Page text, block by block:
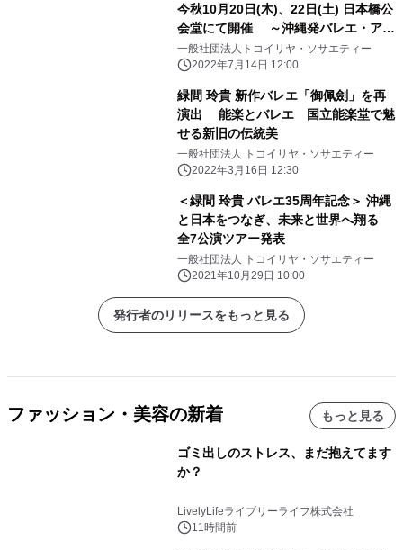
今秋10月20日(木)、22日(土) 日本橋公
会堂にて開催 ～沖縄発バレエ・アー
ティスト緑間 玲貴の2本立て公演～
一般社団法人トコイリヤ・ソサエティー
2022年7月14日 12:00
緑間 玲貴 新作バレエ「御佩劍」を再
演出 能楽とバレエ 国立能楽堂で魅
せる新旧の伝統美
一般社団法人 トコイリヤ・ソサエティー
2022年3月16日 12:30
＜緑間 玲貴 バレエ35周年記念＞ 沖縄
と日本をつなぎ、未来と世界へ翔る
全7公演ツアー発表
一般社団法人 トコイリヤ・ソサエティー
2021年10月29日 10:00
発行者のリリースをもっと見る
ファッション・美容の新着 もっと見る
ゴミ出しのストレス、まだ抱えてます
か？
LivelyLifeライブリーライフ株式会社
11時間前